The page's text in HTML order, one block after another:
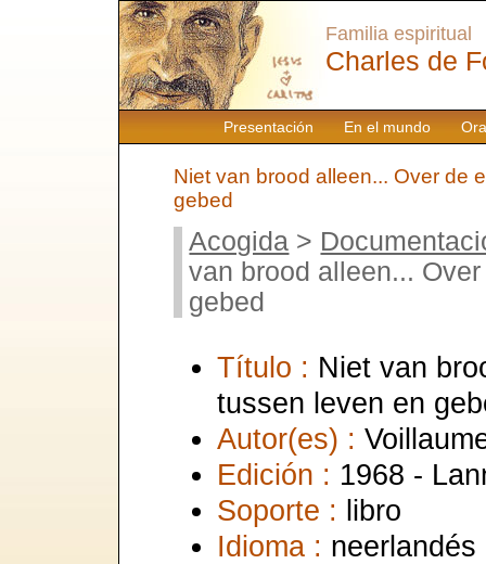
Presentación En el mundo
Familia espiritual
Charles de
Niet van brood alleen... Over de
gebed
Acogida >
van brood alleen...
gebed
Título : Niet van
tussen leven en
Autor(es) :
Edición : 1968 -
Soporte : libro
Idioma : neerlandés